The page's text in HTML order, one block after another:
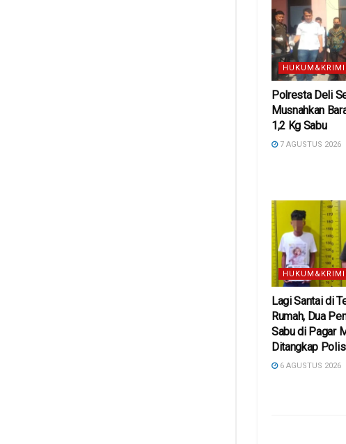
Polresta Deli
Musnahkan
1,2 Kg Sabu
7 AGUSTUS 2026
Lagi Santai di
Rumah, Dua
Sabu di Pagar
Ditangkap
6 AGUSTUS 2026